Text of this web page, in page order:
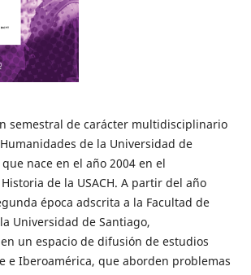
semestral de carácter multidisciplinario
de la Universidad de
nace en el año 2004 en el
de la USACH. A partir del año
época adscrita a la Facultad de
Universidad de Santiago,
un espacio de difusión de estudios
e Iberoamérica, que aborden problemas